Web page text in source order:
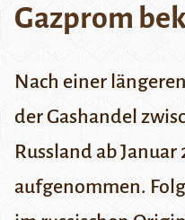
Gazprom
Nach einer
der Gashandel
Russland ab Januar
aufgenommen.